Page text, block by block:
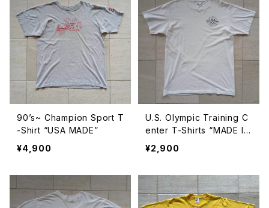
90’s~ Champion Sport T
-Shirt “USA MADE”
¥4,900
U.S. Olympic Training C
enter T-Shirts “MADE IN
USA”
¥2,900